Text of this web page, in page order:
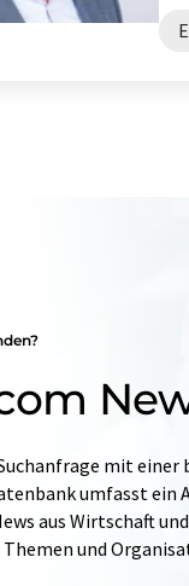
mit einer
umfasst ein
aus Wirtschaft
und